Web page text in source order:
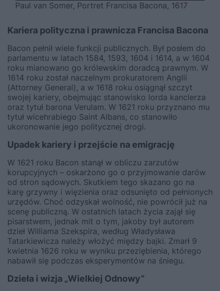
Paul van Somer, Portret Francisa Bacona, 1617
Kariera polityczna i prawnicza Francisa Bacona
Bacon pełnił wiele funkcji publicznych. Był posłem do
parlamentu w latach 1584, 1593, 1604 i 1614, a w 1604
roku mianowano go królewskim doradcą prawnym. W
1614 roku został naczelnym prokuratorem Anglii
(Attorney General), a w 1618 roku osiągnął szczyt
swojej kariery, obejmując stanowisko lorda kanclerza
oraz tytuł barona Verulam. W 1621 roku przyznano mu
tytuł wicehrabiego Saint Albans, co stanowiło
ukoronowanie jego politycznej drogi.
Upadek kariery i przejście na emigrację
W 1621 roku Bacon stanął w obliczu zarzutów
korupcyjnych – oskarżono go o przyjmowanie darów
od stron sądowych. Skutkiem tego skazano go na
karę grzywny i więzienia oraz odsunięto od pełnionych
urzędów. Choć odzyskał wolność, nie powrócił już na
scenę publiczną. W ostatnich latach życia zajął się
pisarstwem, jednak mit o tym, jakoby był autorem
dzieł Williama Szekspira, według Władysława
Tatarkiewicza należy włożyć między bajki. Zmarł 9
kwietnia 1626 roku w wyniku przeziębienia, którego
nabawił się podczas eksperymentów na śniegu.
Dzieła i wizja „Wielkiej Odnowy”